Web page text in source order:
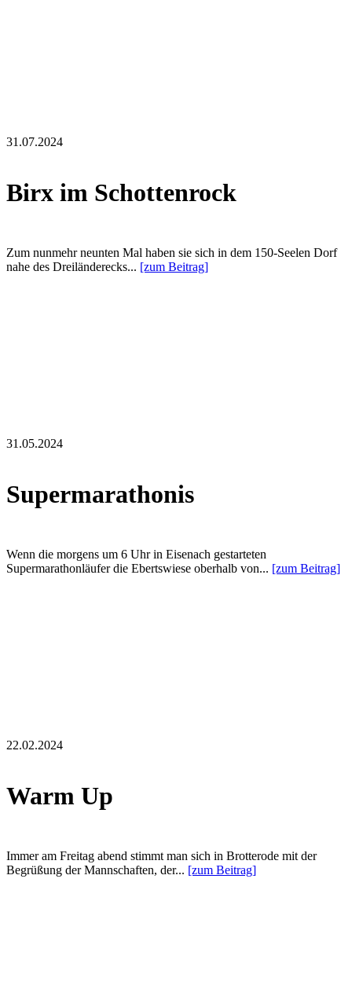
31.07.2024
Birx im Schottenrock
Zum nunmehr neunten Mal haben sie sich in dem 150-Seelen Dorf
nahe des Dreiländerecks... [zum Beitrag]
31.05.2024
Supermarathonis
Wenn die morgens um 6 Uhr in Eisenach gestarteten
Supermarathonläufer die Ebertswiese oberhalb von... [zum Beitrag]
22.02.2024
Warm Up
Immer am Freitag abend stimmt man sich in Brotterode mit der
Begrüßung der Mannschaften, der... [zum Beitrag]